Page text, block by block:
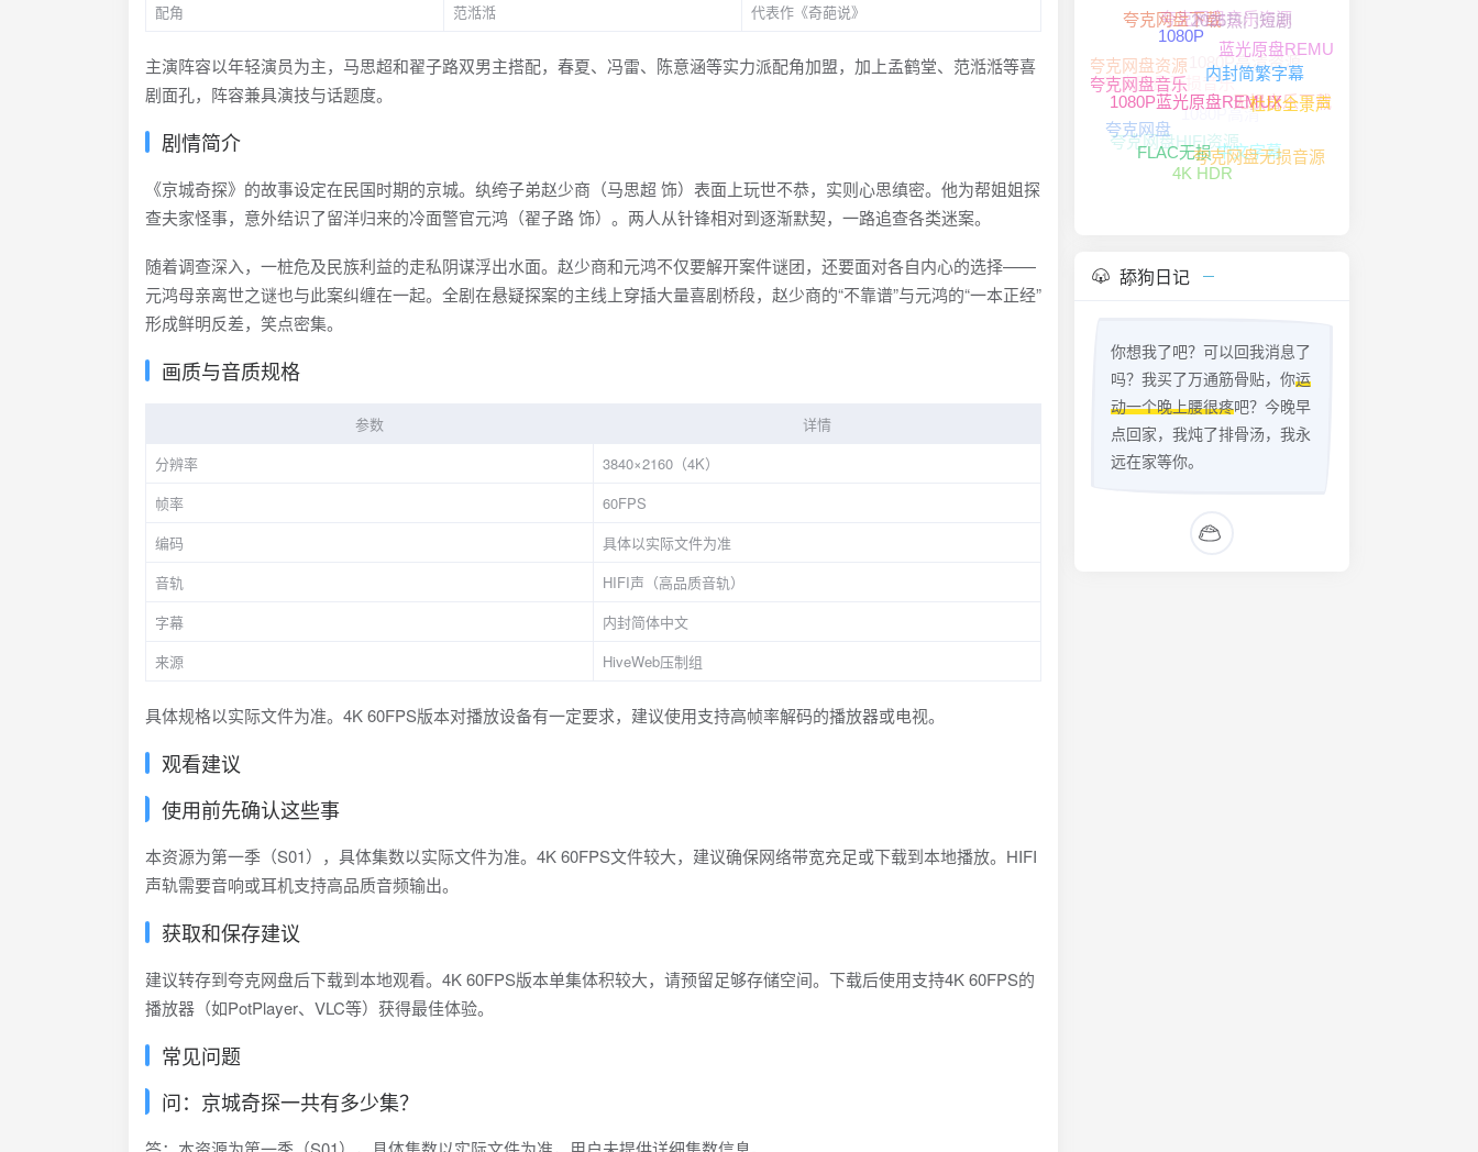
配角
范湉湉 代表作《奇葩说》
主演阵容以年轻演员为主，马思超和翟子路双男主搭配，春夏、冯雷、陈意涵等实力派配角加盟，加上孟鹤堂、范湉湉等喜
剧面孔，阵容兼具演技与话题度。
剧情简介
《京城奇探》的故事设定在民国时期的京城。纨绔子弟赵少商（马思超 饰）表面上玩世不恭，实则心思缜密。他为帮姐姐探
查夫家怪事，意外结识了留洋归来的冷面警官元鸿（翟子路 饰）。两人从针锋相对到逐渐默契，一路追查各类迷案。
随着调查深入，一桩危及民族利益的走私阴谋浮出水面。赵少商和元鸿不仅要解开案件谜团，还要面对各自内心的选择——
元鸿母亲离世之谜也与此案纠缠在一起。全剧在悬疑探案的主线上穿插大量喜剧桥段，赵少商的“不靠谱”与元鸿的“一本正经”
形成鲜明反差，笑点密集。
画质与音质规格
参数
详情
分辨率
3840×2160（4K）
帧率
60FPS
编码
具体以实际文件为准
音轨
HIFI声（高品质音轨）
字幕
内封简体中文
来源
HiveWeb压制组
具体规格以实际文件为准。4K 60FPS版本对播放设备有一定要求，建议使用支持高帧率解码的播放器或电视。
观看建议
使用前先确认这些事
本资源为第一季（S01），具体集数以实际文件为准。4K 60FPS文件较大，建议确保网络带宽充足或下载到本地播放。HIFI
声轨需要音响或耳机支持高品质音频输出。
获取和保存建议
建议转存到夸克网盘后下载到本地观看。4K 60FPS版本单集体积较大，请预留足够存储空间。下载后使用支持4K 60FPS的
播放器（如PotPlayer、VLC等）获得最佳体验。
常见问题
问：京城奇探一共有多少集？
夸克网盘无损音乐
夸克网盘资源
夸克网盘下载
夸克网盘音乐资源
1080P高清资源
1080P高清
夸克网盘HIFI资源
夸克网盘
夸克网盘音乐
1080P
2025热门短剧
蓝光原盘REMUX
无损音乐下载
中文字幕
4K HDR
FLAC无损
1080P蓝光原盘REMUX
内封简繁字幕
杜比全景声
夸克网盘无损音源
舔狗日记
你想我了吧？可以回我消息了
吗？我买了万通筋骨贴，你运
动一个晚上腰很疼吧？今晚早
点回家，我炖了排骨汤，我永
远在家等你。